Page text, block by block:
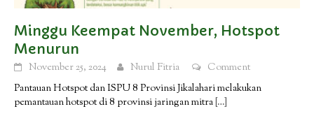
Minggu Keempat November, Hotspot
Menurun
November 25, 2024 Nurul Fitria
Comment
Pantauan Hotspot dan ISPU 8 Provinsi Jikalahari melakukan
pemantauan hotspot di 8 provinsi jaringan mitra […]